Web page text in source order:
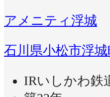
アメニティ浮城
石川県小松市浮城
IRいしかわ鉄